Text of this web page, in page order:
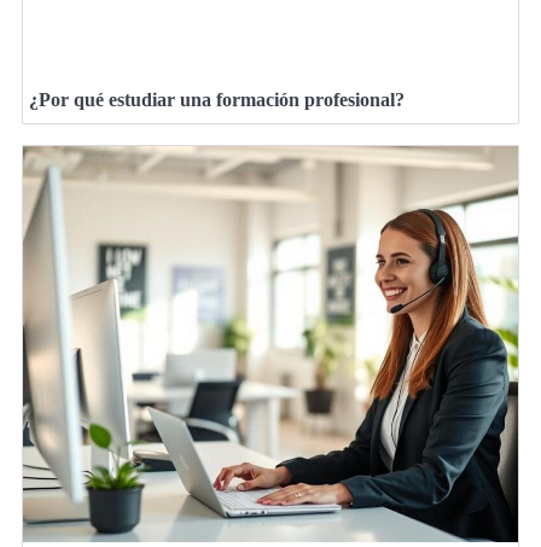
¿Por qué estudiar una formación profesional?